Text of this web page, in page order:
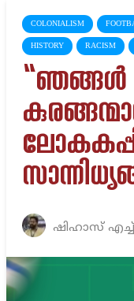
COLONIALISM
HISTORY RACISM
“ഞങ്ങൾ
ഷിഹാസ് എച്ച്